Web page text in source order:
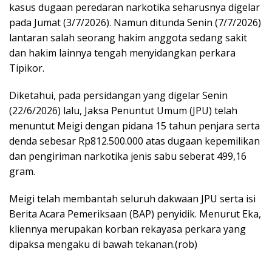
kasus dugaan peredaran narkotika seharusnya digelar
pada Jumat (3/7/2026). Namun ditunda Senin (7/7/2026)
lantaran salah seorang hakim anggota sedang sakit
dan hakim lainnya tengah menyidangkan perkara
Tipikor.
Diketahui, pada persidangan yang digelar Senin
(22/6/2026) lalu, Jaksa Penuntut Umum (JPU) telah
menuntut Meigi dengan pidana 15 tahun penjara serta
denda sebesar Rp812.500.000 atas dugaan kepemilikan
dan pengiriman narkotika jenis sabu seberat 499,16
gram.
Meigi telah membantah seluruh dakwaan JPU serta isi
Berita Acara Pemeriksaan (BAP) penyidik. Menurut Eka,
kliennya merupakan korban rekayasa perkara yang
dipaksa mengaku di bawah tekanan.(rob)